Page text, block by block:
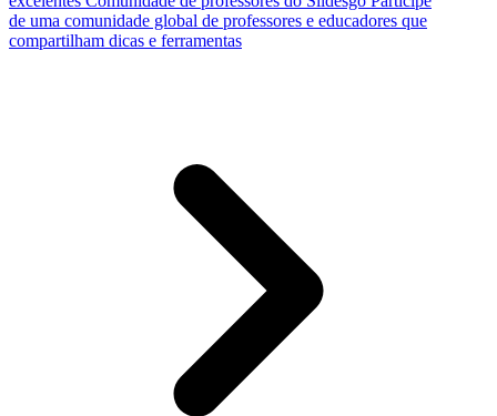
de uma comunidade global de professores e educadores que
compartilham dicas e ferramentas